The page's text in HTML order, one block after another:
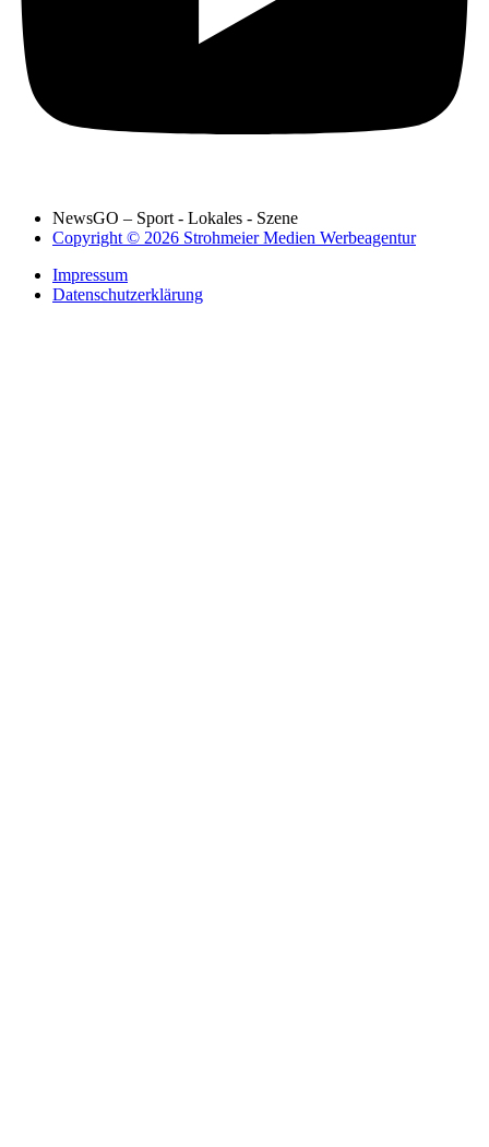
NewsGO – Sport - Lokales - Szene
Copyright © 2026 Strohmeier Medien Werbeagentur
Impressum
Datenschutzerklärung